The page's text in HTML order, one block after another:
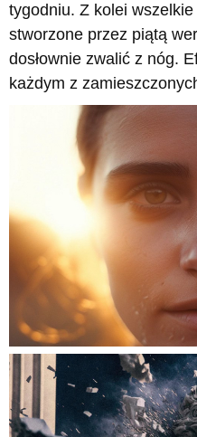
tygodniu. Z kolei
stworzone przez piątą
dosłownie zwalić z nóg.
każdym z